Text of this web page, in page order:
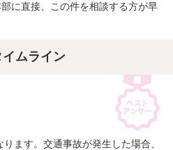
に直接、この件を相談する方が早
ムライン
ます。交通事故が発生した場合、